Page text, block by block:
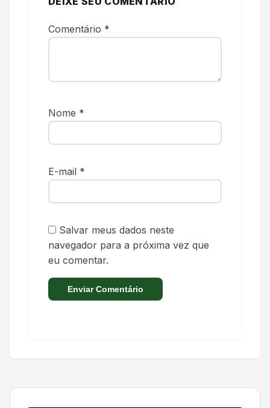
Comentário *
Nome *
E-mail *
Salvar meus dados neste
navegador para a próxima vez que
eu comentar.